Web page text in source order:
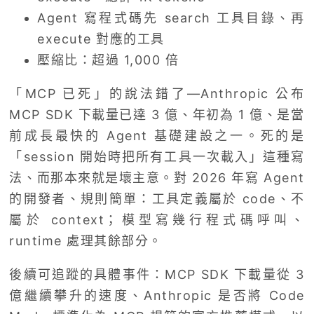
Agent 寫程式碼先 search 工具目錄、再
execute 對應的工具
壓縮比：超過 1,000 倍
「MCP 已死」的說法錯了—Anthropic 公布
MCP SDK 下載量已達 3 億、年初為 1 億、是當
前成長最快的 Agent 基礎建設之一。死的是
「session 開始時把所有工具一次載入」這種寫
法、而那本來就是壞主意。對 2026 年寫 Agent
的開發者、規則簡單：工具定義屬於 code、不
屬於 context；模型寫幾行程式碼呼叫、
runtime 處理其餘部分。
後續可追蹤的具體事件：MCP SDK 下載量從 3
億繼續攀升的速度、Anthropic 是否將 Code